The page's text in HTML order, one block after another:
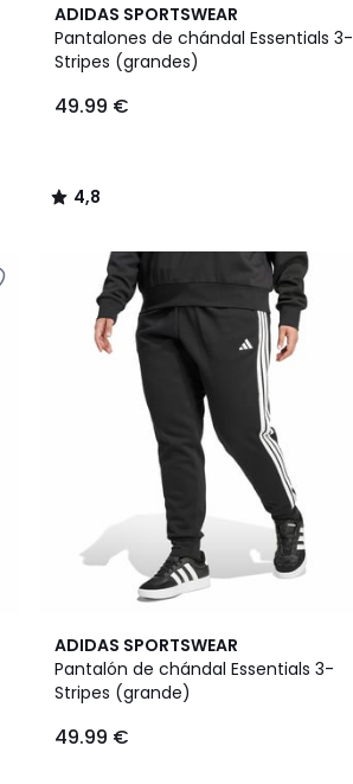
ADIDAS SPORTSWEAR
Pantalones de chándal Essentials 3-
Stripes (grandes)
49.99 €
4,8
/ 5
4,8
/
ADIDAS SPORTSWEAR
Pantalón de chándal Essentials 3-
Stripes (grande)
49.99 €
4,8
/ 5